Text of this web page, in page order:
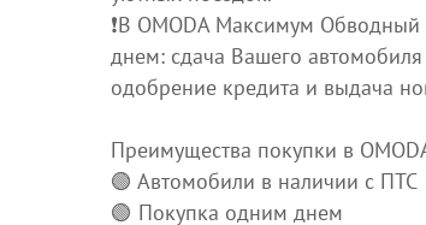
❗️В OMODA Максимум
днем: сдача Вашего
одобрение кредита и выдача
Преимущества покупки в
🟢 Автомобили в наличии с ПТС
🟢 Покупка одним днем